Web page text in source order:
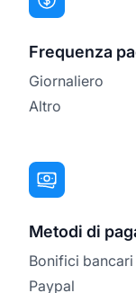
Frequenza
Giornaliero
Altro
Metodi di
Bonifici bancari
Paypal